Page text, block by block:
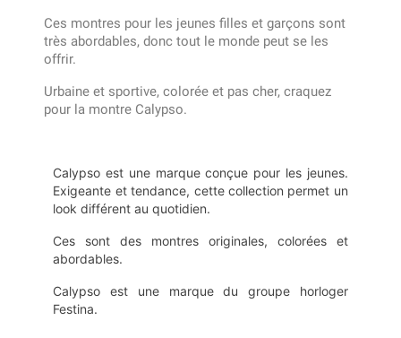
Ces montres pour les jeunes filles et garçons sont
très abordables, donc tout le monde peut se les
offrir.
Urbaine et sportive, colorée et pas cher, craquez
pour la montre Calypso.
Calypso est une marque conçue pour les jeunes.
Exigeante et tendance, cette collection permet un
look différent au quotidien.
Ces sont des montres originales, colorées et
abordables.
Calypso est une marque du groupe horloger
Festina.